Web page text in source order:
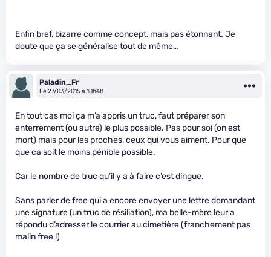
Enfin bref, bizarre comme concept, mais pas étonnant. Je
doute que ça se généralise tout de même…
Paladin_Fr
Le 27/03/2015 à 10h48
En tout cas moi ça m’a appris un truc, faut préparer son
enterrement (ou autre) le plus possible. Pas pour soi (on est
mort) mais pour les proches, ceux qui vous aiment. Pour que
que ca soit le moins pénible possible.
Car le nombre de truc qu’il y a à faire c’est dingue.
Sans parler de free qui a encore envoyer une lettre demandant
une signature (un truc de résiliation), ma belle-mère leur a
répondu d’adresser le courrier au cimetière (franchement pas
malin free !)